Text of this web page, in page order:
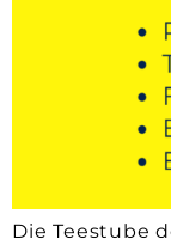
Die Teestube